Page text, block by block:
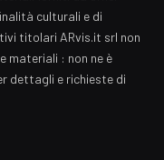
culturali e di
titolari ARvis.it srl non
materiali : non ne è
dettagli e richieste di